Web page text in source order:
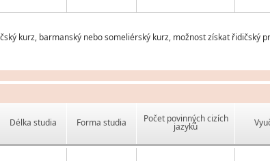
kurz, barmanský nebo someliérský kurz, možnost získat řidičský
Délka studia Forma studia Počet povinných cizích
jazyků